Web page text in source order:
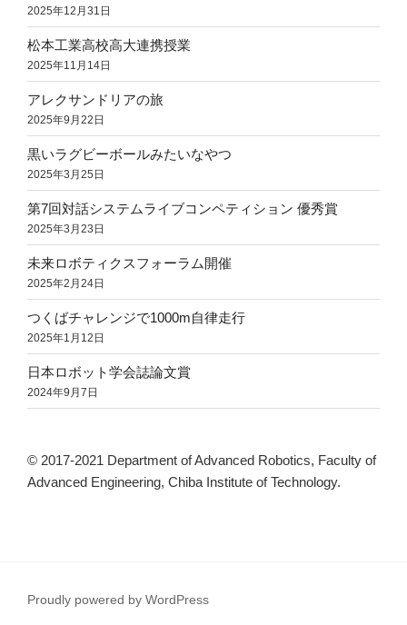
2025年12月31日
松本工業高校高大連携授業
2025年11月14日
アレクサンドリアの旅
2025年9月22日
黒いラグビーボールみたいなやつ
2025年3月25日
第7回対話システムライブコンペティション 優秀賞
2025年3月23日
未来ロボティクスフォーラム開催
2025年2月24日
つくばチャレンジで1000m自律走行
2025年1月12日
日本ロボット学会誌論文賞
2024年9月7日
© 2017-2021 Department of Advanced Robotics, Faculty of
Advanced Engineering, Chiba Institute of Technology.
Proudly powered by WordPress